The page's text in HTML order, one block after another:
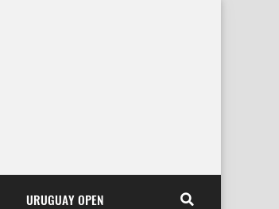
URUGUAY OPEN